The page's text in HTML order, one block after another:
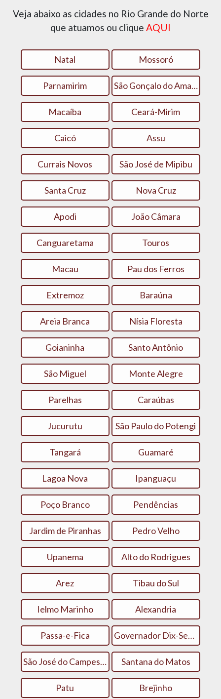
Veja abaixo as cidades no Rio Grande do Norte
que atuamos ou clique AQUI
Natal Mossoró
Parnamirim São Gonçalo do Amarante
Macaíba Ceará-Mirim
Caicó Assu
Currais Novos São José de Mipibu
Santa Cruz Nova Cruz
Apodi João Câmara
Canguaretama Touros
Macau Pau dos Ferros
Extremoz Baraúna
Areia Branca Nísia Floresta
Goianinha Santo Antônio
São Miguel Monte Alegre
Parelhas Caraúbas
Jucurutu São Paulo do Potengi
Tangará Guamaré
Lagoa Nova Ipanguaçu
Poço Branco Pendências
Jardim de Piranhas Pedro Velho
Upanema Alto do Rodrigues
Arez Tibau do Sul
Ielmo Marinho Alexandria
Passa-e-Fica Governador Dix-Sept Rosado
São José do Campestre Santana do Matos
Patu Brejinho